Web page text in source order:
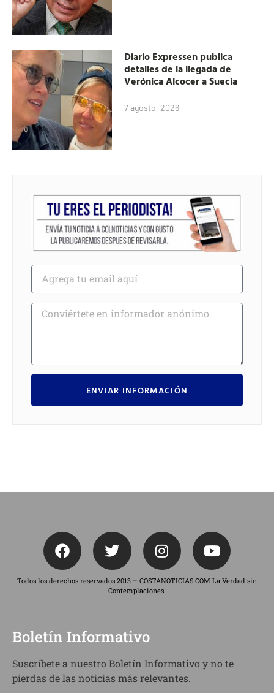
Diario Expressen publica
detalles de la llegada de
Verónica Alcocer a Suecia
7 agosto, 2026
ENVIAR INFORMACIÓN
Todos los derechos reservados 2013 – COSTANOTICIAS.COM La Verdad sin
Contemplaciones.
Boletín Informativo
Suscríbete a nuestro Boletín Informativo y no te
pierdas de las noticias más relevantes.